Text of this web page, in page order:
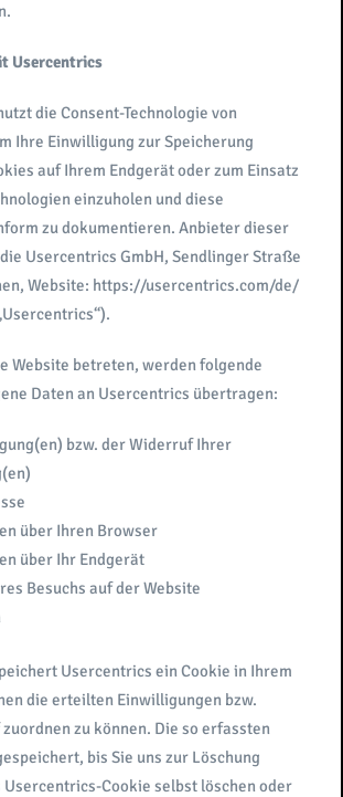
Usercentrics
die Consent-Technologie von
Ihre Einwilligung zur Speicherung
auf Ihrem Endgerät oder zum Einsatz
einzuholen und diese
zu dokumentieren. Anbieter dieser
Usercentrics GmbH, Sendlinger Straße
Website: https://usercentrics.com/de/
Website betreten, werden folgende
Daten an Usercentrics übertragen:
bzw. der Widerruf Ihrer
über Ihren Browser
über Ihr Endgerät
Besuchs auf der Website
Usercentrics ein Cookie in Ihrem
die erteilten Einwilligungen bzw.
zu können. Die so erfassten
bis Sie uns zur Löschung
Cookie selbst löschen oder